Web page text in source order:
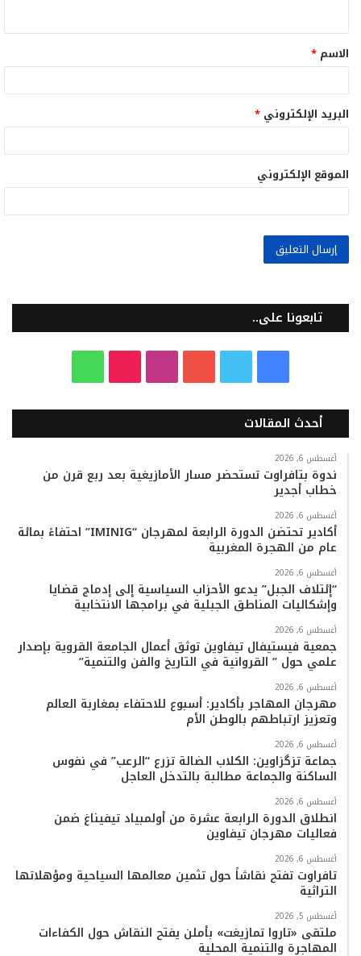
ق
*
الاسم *
البريد الإلكتروني *
الموقع الإلكتروني
تابعونا على..
س
ك
ي
ت
ت
ي
ب
س
ر
م
k
k
ت
س
ب
أحدث المقالات
أغسطس 6, 2026
ندوة بتافراوت تستحضر مسار الأمازيغية بعد ربع قرن من
خطاب أجدير
أغسطس 6, 2026
أكادير تحتضن الدورة الرابعة لمهرجان “IMINIG” احتفاءً بمائة
عام من الهجرة المغربية
أغسطس 6, 2026
“إئتلاف الجبل” يدعو الأحزاب السياسية إلى إدماج قضايا
وإشكاليات المناطق الجبلية في برامجها الانتخابية
أغسطس 6, 2026
جمعية فيستيفال تيفاوين توثق أعمال الجامعة القروية بإصدار
علمي حول ” القروانية في التاريخ والفن والتنمية”
أغسطس 6, 2026
مهرجان المهاجر بأكادير: أسبوع للاحتفاء بمغاربة العالم
وتعزيز ارتباطهم بالوطن الأم
أغسطس 6, 2026
جماعة تزگزاوين: الكلاب الضالة تزرع “الرعب” في نفوس
الساكنة والجماعة مطالبة بالتدخل العاجل
أغسطس 6, 2026
انطلاق الدورة الرابعة عشرة من أولمبياد تيفيناغ ضمن
فعاليات مهرجان تيفاوين
أغسطس 6, 2026
تافراوت تفتح نقاشاً حول تثمين معالمها السياحية ومؤهلاتها
التراثية
أغسطس 5, 2026
ملتقى «تاروا تمازيغت» بأملن يفتح النقاش حول الكفاءات
المهاجرة والتنمية المحلية